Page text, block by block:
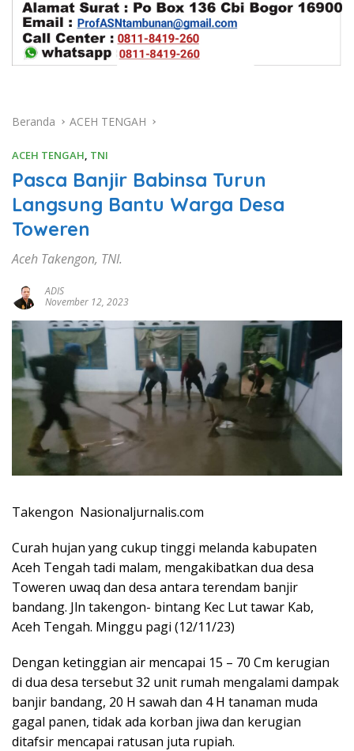
Beranda ACEH TENGAH
ACEH TENGAH, TNI
Pasca Banjir Babinsa Turun
Langsung Bantu Warga Desa
Toweren
Aceh Takengon, TNI.
ADIS
November 12, 2023
Takengon Nasionaljurnalis.com
Curah hujan yang cukup tinggi melanda kabupaten
Aceh Tengah tadi malam, mengakibatkan dua desa
Toweren uwaq dan desa antara terendam banjir
bandang. Jln takengon- bintang Kec Lut tawar Kab,
Aceh Tengah. Minggu pagi (12/11/23)
Dengan ketinggian air mencapai 15 – 70 Cm kerugian
di dua desa tersebut 32 unit rumah mengalami dampak
banjir bandang, 20 H sawah dan 4 H tanaman muda
gagal panen, tidak ada korban jiwa dan kerugian
ditafsir mencapai ratusan juta rupiah.